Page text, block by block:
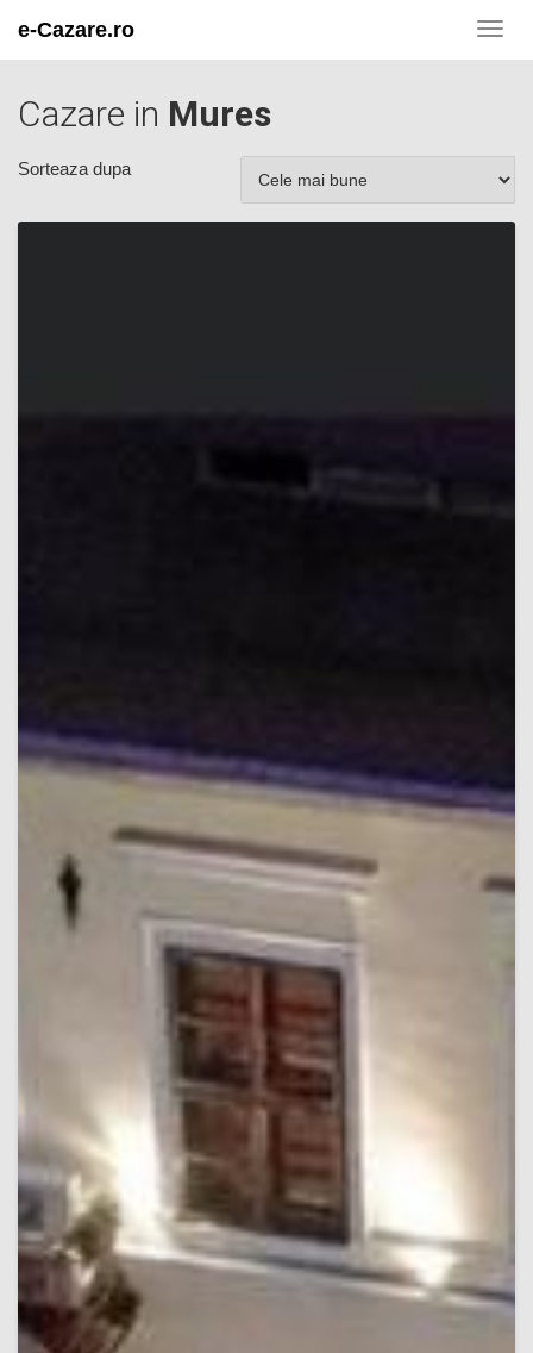
e-Cazare.ro
Cazare in Mures
Sorteaza dupa